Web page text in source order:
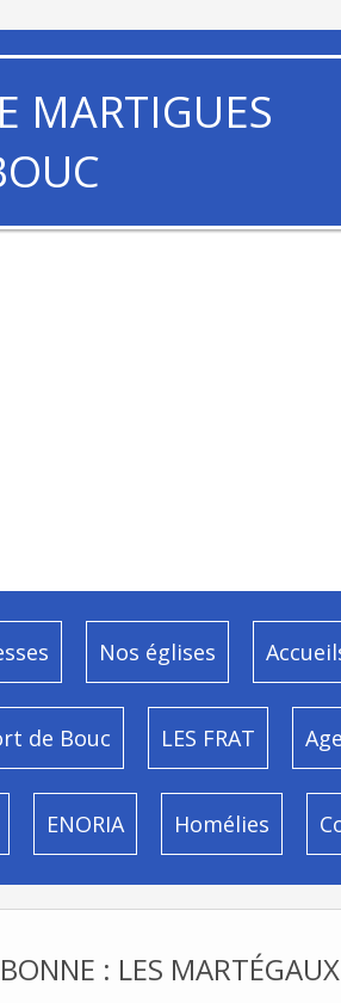
MARTIGUES
Nos églises
de Bouc LES FRAT
ENORIA Homélies
: LES